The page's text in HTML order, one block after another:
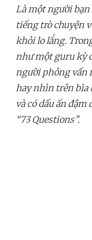
Là một người
tiếng trò chuyện
khỏi lo lắng.
như một guru kỳ
người phỏng vấn
hay nhìn trên bìa
và có dấu ấn đậm
“73 Questions”.